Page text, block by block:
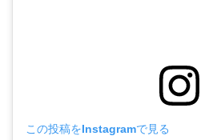
この投稿をInstagramで見る